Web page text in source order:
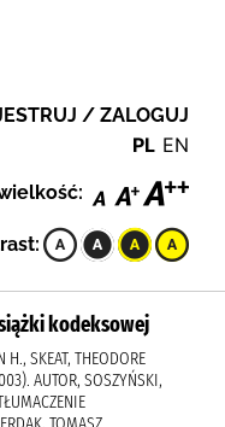
/ ZALOGUJ
PL EN
kodeksowej
H., SKEAT, THEODORE
AUTOR, SOSZYŃSKI,